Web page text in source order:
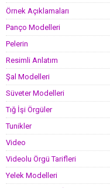
Örnek Açıklamaları
Panço Modelleri
Pelerin
Resimli Anlatım
Şal Modelleri
Süveter Modelleri
Tığ İşi Örgüler
Tunikler
Video
Videolu Örgü Tarifleri
Yelek Modelleri